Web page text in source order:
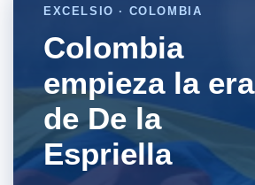
EXCELSIO · COLOMBIA
Colombia
empieza la era
de De la
Espriella